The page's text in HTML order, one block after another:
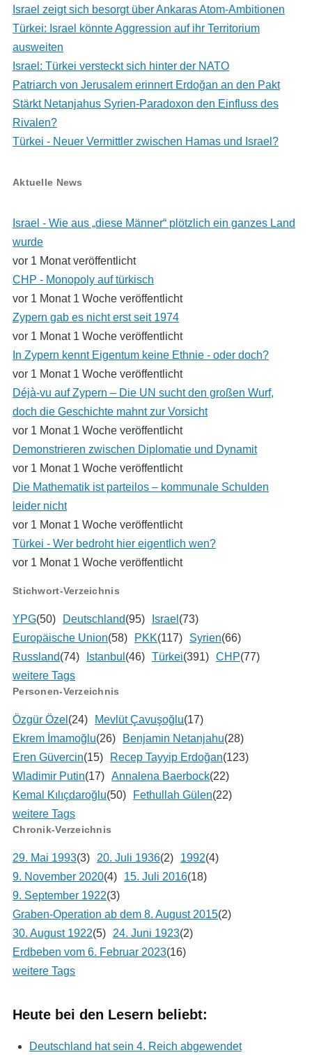
Israel zeigt sich besorgt über Ankaras Atom-Ambitionen
Türkei: Israel könnte Aggression auf ihr Territorium
ausweiten
Israel: Türkei versteckt sich hinter der NATO
Patriarch von Jerusalem erinnert Erdoğan an den Pakt
Stärkt Netanjahus Syrien-Paradoxon den Einfluss des
Rivalen?
Türkei - Neuer Vermittler zwischen Hamas und Israel?
Aktuelle News
Israel - Wie aus „diese Männer“ plötzlich ein ganzes Land
wurde
vor 1 Monat veröffentlicht
CHP - Monopoly auf türkisch
vor 1 Monat 1 Woche veröffentlicht
Zypern gab es nicht erst seit 1974
vor 1 Monat 1 Woche veröffentlicht
In Zypern kennt Eigentum keine Ethnie - oder doch?
vor 1 Monat 1 Woche veröffentlicht
Déjà-vu auf Zypern – Die UN sucht den großen Wurf,
doch die Geschichte mahnt zur Vorsicht
vor 1 Monat 1 Woche veröffentlicht
Demonstrieren zwischen Diplomatie und Dynamit
vor 1 Monat 1 Woche veröffentlicht
Die Mathematik ist parteilos – kommunale Schulden
leider nicht
vor 1 Monat 1 Woche veröffentlicht
Türkei - Wer bedroht hier eigentlich wen?
vor 1 Monat 1 Woche veröffentlicht
Stichwort-Verzeichnis
YPG(50) Deutschland(95) Israel (73)
Europäische Union(58) PKK(117) Syrien(66)
Russland(74) Istanbul (46) Türkei(391) CHP(77)
weitere Tags
Personen-Verzeichnis
Özgür Özel (24) Mevlüt Çavuşoğlu(17)
Ekrem İmamoğlu(26) Benjamin Netanjahu(28)
Eren Güvercin(15) Recep Tayyip Erdoğan(123)
Wladimir Putin(17) Annalena Baerbock(22)
Kemal Kılıçdaroğlu(50) Fethullah Gülen(22)
weitere Tags
Chronik-Verzeichnis
29. Mai 1993(3) 20. Juli 1936(2) 1992(4)
9. November 2020(4) 15. Juli 2016(18)
9. September 1922(3)
Graben-Operation ab dem 8. August 2015(2)
30. August 1922(5) 24. Juni 1923(2)
Erdbeben vom 6. Februar 2023(16)
weitere Tags
Heute bei den Lesern beliebt:
Deutschland hat sein 4. Reich abgewendet